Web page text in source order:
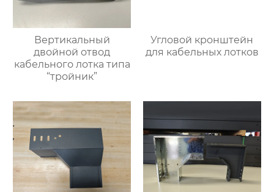
Вертикальный
двойной отвод
кабельного лотка типа
“тройник”
Угловой кронштейн
для кабельных лотков